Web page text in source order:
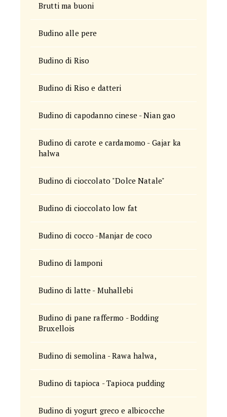
Brutti ma buoni
Budino alle pere
Budino di Riso
Budino di Riso e datteri
Budino di capodanno cinese - Nian gao
Budino di carote e cardamomo - Gajar ka
halwa
Budino di cioccolato "Dolce Natale"
Budino di cioccolato low fat
Budino di cocco -Manjar de coco
Budino di lamponi
Budino di latte - Muhallebi
Budino di pane raffermo - Bodding
Bruxellois
Budino di semolina - Rawa halwa,
Budino di tapioca - Tapioca pudding
Budino di yogurt greco e albicocche